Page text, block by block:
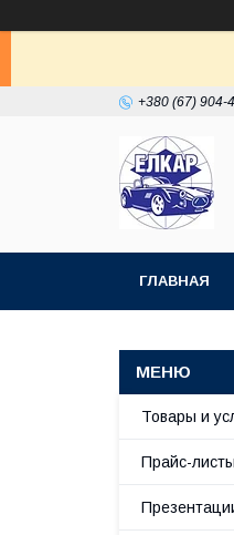
+380 (67) 904-
ГЛАВНАЯ
Товары и
Прайс-листы